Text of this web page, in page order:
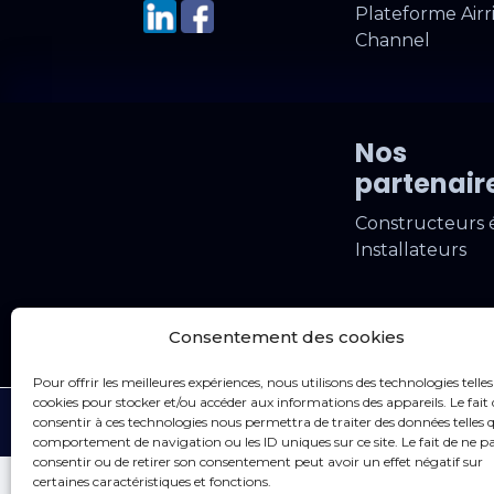
Consentement des cookies
Pour offrir les meilleures expériences, nous utilisons des technologies telles
cookies pour stocker et/ou accéder aux informations des appareils. Le fait
consentir à ces technologies nous permettra de traiter des données telles
comportement de navigation ou les ID uniques sur ce site. Le fait de ne
consentir ou de retirer son consentement peut avoir un effet négatif sur
certaines caractéristiques et fonctions.
Plateforme
Channel
Nos
Constructeurs
Installateurs
Made with♥byVert Caméléon